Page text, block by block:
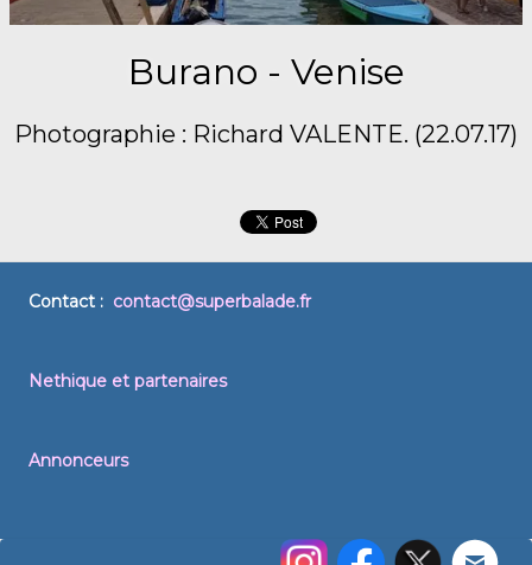
Burano - Venise
Photographie : Richard VALENTE. (22.07.17)
Contact : contact@superbalade.fr
Nethique et partenaires
Annonceurs